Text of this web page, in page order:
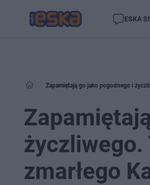
ESKA
Zapamiętają go jako pogodnego i
zmarłego